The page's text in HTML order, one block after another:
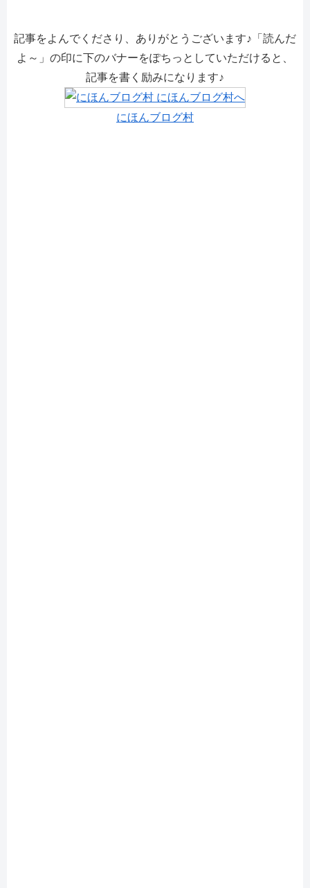
記事をよんでくださり、ありがとうございます♪「読んだ
よ～」の印に下のバナーをぽちっとしていただけると、
記事を書く励みになります♪
にほんブログ村